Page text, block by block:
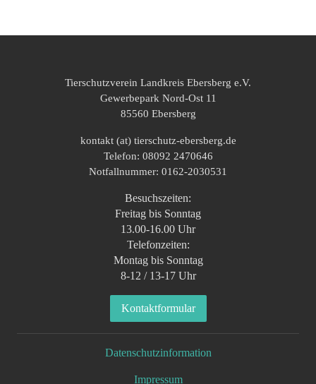
Tierschutzverein Landkreis Ebersberg e.V.
Gewerbepark Nord-Ost 11
85560 Ebersberg
kontakt (at) tierschutz-ebersberg.de
Telefon: 08092 2470646
Notfallnummer: 0162-2030531
Besuchszeiten:
Freitag bis Sonntag
13.00-16.00 Uhr
Telefonzeiten:
Montag bis Sonntag
8-12 / 13-17 Uhr
Kontaktformular
Datenschutzinformation
Impressum